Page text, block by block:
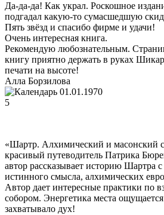
Да-да-да! Как украл. Роскошное
подгадал какую-то сумасшедшую
Пять звёзд и спасибо фирме и удачи!
Очень интересная книга.
Рекомендую любознательным.
книгу приятно держать в руках
печати на высоте!
Алла Борзилова
01.01.1970
5
«Шартр. Алхимический и масонский
красивый путеводитель Патрика
автор рассказывает историю Шартра с
истинного смысла, алхимических
Автор дает интересные практики по
собором. Энергетика места
захватывало дух!